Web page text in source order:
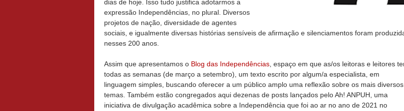
dias de hoje. Isso tudo justifica adotarmos a
expressão Independências, no plural. Diversos
projetos de nação, diversidade de agentes
sociais, e igualmente diversas histórias sensíveis de afirmação e silenciamentos foram
nesses 200 anos.
Assim que apresentamos o Blog das Independências , espaço em que as/os leitoras e leitores
todas as semanas (de março a setembro), um texto escrito por algum/a especialista, em
linguagem simples, buscando oferecer a um público amplo uma reflexão sobre os mais diversos
temas. Também estão congregados aqui dezenas de posts lançados pelo Ah! ANPUH, uma
iniciativa de divulgação acadêmica sobre a Independência que foi ao ar no ano de 2021 no